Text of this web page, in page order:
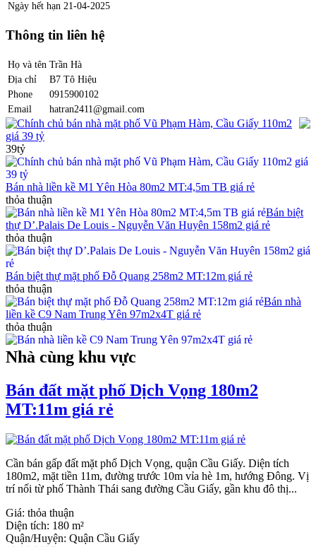
Ngày hết hạn 21-04-2025
Thông tin liên hệ
Họ và tên Trần Hà
Địa chỉ
B7 Tô Hiệu
Phone
0915900102
Email
hatran2411@gmail.com
Chính chủ bán nhà mặt phố Vũ Phạm Hàm, Cầu Giấy 110m2
giá 39 tỷ
39tỷ
Bán nhà liền kề M1 Yên Hòa 80m2 MT:4,5m TB giá rẻ
thỏa thuận
Bán biệt
thự D’.Palais De Louis - Nguyễn Văn Huyên 158m2 giá rẻ
thỏa thuận
Bán biệt thự mặt phố Đỗ Quang 258m2 MT:12m giá rẻ
thỏa thuận
Bán nhà
liền kề C9 Nam Trung Yên 97m2x4T giá rẻ
thỏa thuận
Nhà cùng khu vực
Bán đất mặt phố Dịch Vọng 180m2
MT:11m giá rẻ
Cần bán gấp đất mặt phố Dịch Vọng, quận Cầu Giấy. Diện tích
180m2, mặt tiền 11m, đường trước 10m vỉa hè 1m, hướng Đông. Vị
trí nối từ phố Thành Thái sang đường Cầu Giấy, gần khu đô thị...
Giá: thỏa thuận
Diện tích: 180 m²
Quận/Huyện: Quận Cầu Giấy